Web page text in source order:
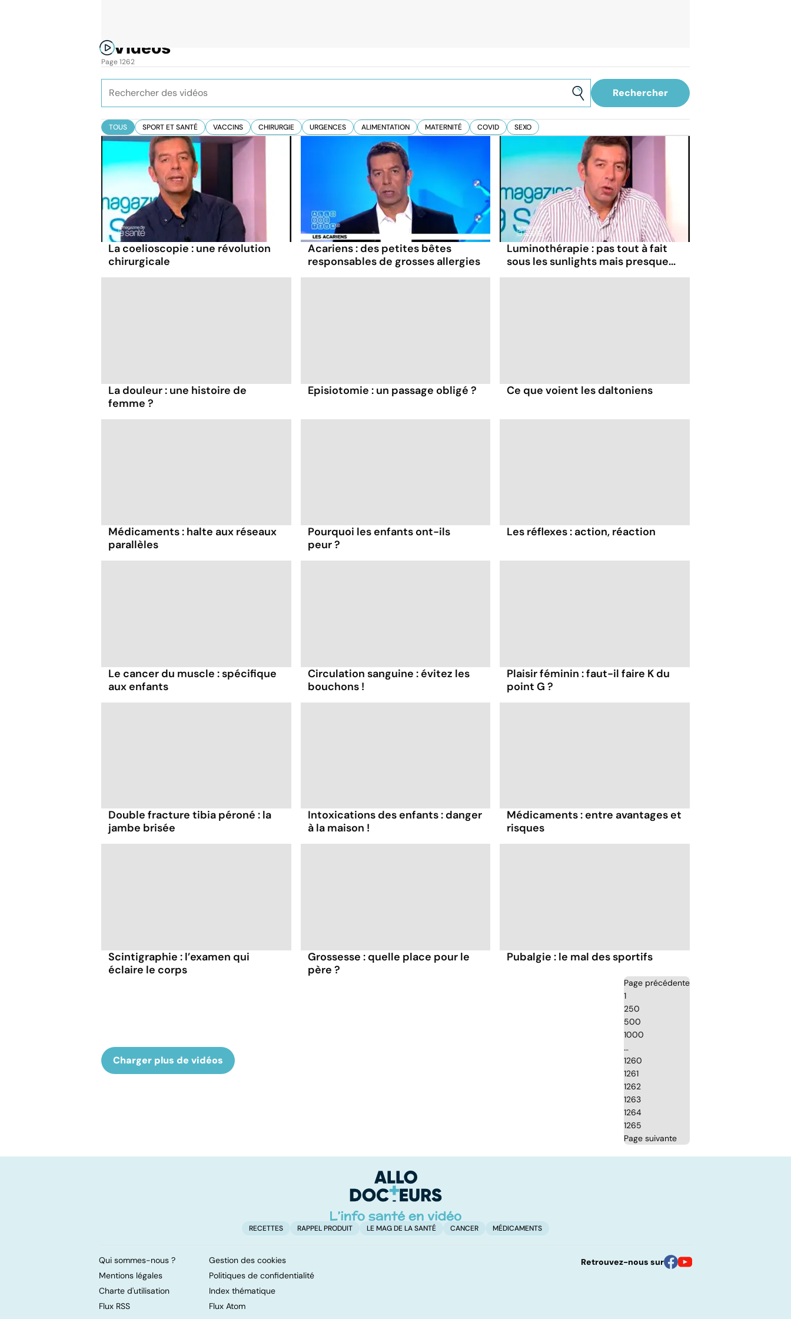
AccueilVidéos
Page 1262
TOUS SPORT ET SANTÉ VACCINS CHIRURGIE URGENCES ALIMENTATION MATERNITÉ COVID SEXO
La coelioscopie : une révolution
chirurgicale
Acariens : des petites bêtes
responsables de grosses allergies
Luminothérapie : pas tout à fait
sous les sunlights mais presque...
La douleur : une histoire de
femme ?
Episiotomie : un passage obligé ? Ce que voient les daltoniens
Médicaments : halte aux réseaux
parallèles
Pourquoi les enfants ont-ils
peur ?
Les réflexes : action, réaction
Le cancer du muscle : spécifique
aux enfants
Circulation sanguine : évitez les
bouchons !
Plaisir féminin : faut-il faire K du
point G ?
Double fracture tibia péroné : la
jambe brisée
Intoxications des enfants : danger
à la maison !
Médicaments : entre avantages et
risques
Scintigraphie : l’examen qui
éclaire le corps
Grossesse : quelle place pour le
père ?
Pubalgie : le mal des sportifs
Charger plus de vidéos
Page précédente
1
250
500
1000
…
1260
1261
1262
1263
1264
1265
Page suivante
RECETTES RAPPEL PRODUIT LE MAG DE LA SANTÉ CANCER MÉDICAMENTS
Qui sommes-nous ?
Gestion des cookies
Mentions légales
Politiques de confidentialité
Charte d'utilisation
Index thématique
Flux RSS
Flux Atom
Retrouvez-nous sur